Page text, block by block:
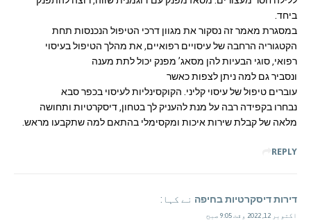
ביחד.
במסגרת מאמר זה נסקור את מגוון דרכי הטיפול הנכנסות תחת
הקטגוריה הרחבה של עיסויים רפואיים, את מהלך הטיפול בעיסוי
רפואי, סוגי הבעיות להן מסאג’ מפנק יכול לתת מענה
ונסביר גם למה ניתן לצפות כאשר
עוברים טיפול של עיסוי קליני. הקוקסינליות לעיסוי בכפר סבא
נבחרו בקפידה רבה על מנת להעניק לך בטחון, דיסקרטיות ותחושה
מלאה של קבלת שירות איכות ומקסימלי בהתאם למה שתקבעו מראש.
REPLY
דירות דיסקרטיות בחיפה نے کہا:
اکتوبر 12, 2022 وقت 9:05 صبح